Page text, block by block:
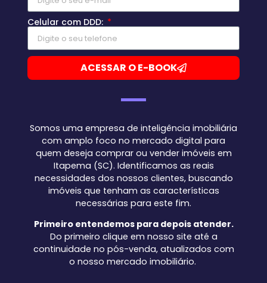
Celular com DDD:
ACESSAR O E-BOOK
Somos uma empresa de inteligência imobiliária
com amplo foco no mercado digital para
quem deseja comprar ou vender imóveis em
Itapema (SC). Identificamos as reais
necessidades dos nossos clientes, buscando
imóveis que tenham as características
necessárias para este fim.
Primeiro entendemos para depois atender.
Do primeiro clique em nosso site até a
continuidade no pós-venda, atualizados com
o nosso mercado imobiliário.